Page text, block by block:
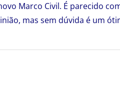
Marco Civil. É parecido
mas sem dúvida é um